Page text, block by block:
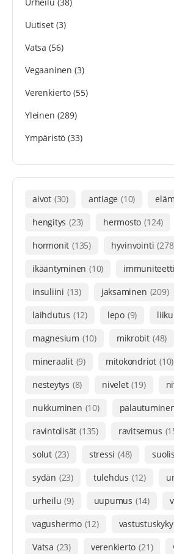
Uutiset(3)
Vatsa (56)
Vegaaninen (3)
Verenkierto(55)
Yleinen (289)
Ympäristö (33)
aivot (30) antiage (10)
hengitys (23) hermosto (124)
hormonit (135) hyvinvointi
ikääntyminen (10) immuniteetti
insuliini (13) jaksaminen (209)
laihdutus (12) lepo (9)
magnesium (10) mikrobit (48)
mineraalit (9) mitokondriot (10)
nesteytys (8) nivelet (19)
nukkuminen (10)
ravintolisät (135) ravitsemus
solut (23) stressi (48)
sydän (23) tulehdus (12)
urheilu (9) uupumus (14)
vagushermo (12) vastustuskyky
Vatsa (23) verenkierto (21)